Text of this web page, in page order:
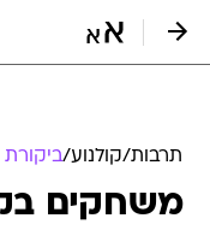
תרבות/קולנוע/
משחקים